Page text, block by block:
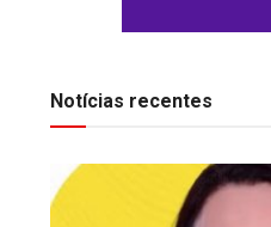
Notícias recentes